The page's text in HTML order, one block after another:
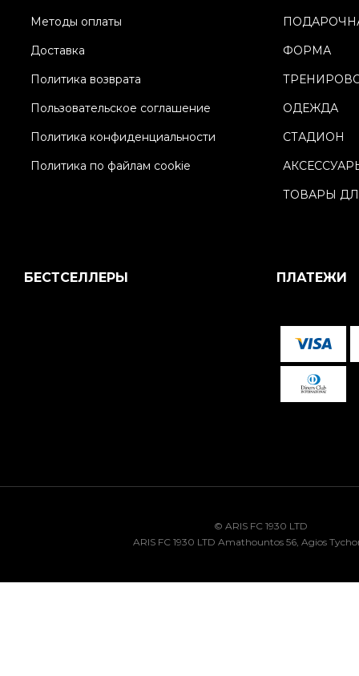
Методы оплаты
Доставка
Политика возврата
Пользовательское соглашение
Политика конфиденциальности
Политика по файлам cookie
ФОРМА
ОДЕЖДА
СТАДИОН
ТОВАРЫ
БЕСТСЕЛЛЕРЫ ПЛАТЕЖИ
© ARIS FC 1930 LTD
ARIS FC 1930 LTD Amathountos 56, Agios